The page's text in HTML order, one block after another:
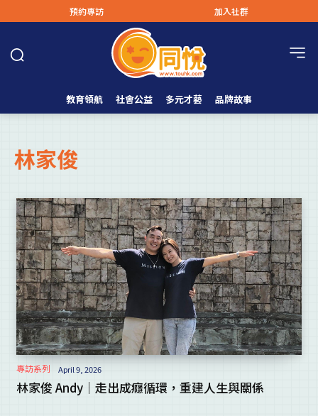
預約專訪 加入社群
教育領航 社會公益 多元才藝 品牌故事
林家俊
專訪系列 April 9, 2026
林家俊 Andy｜走出成癮循環，重建人生與關係